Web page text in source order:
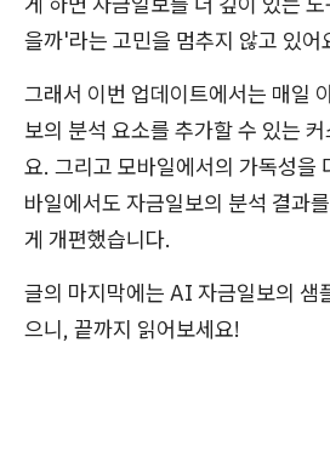
을까'라는 고민을 멈추지 않고 있어
그래서 이번 업데이트에서는 매일
보의 분석 요소를 추가할 수 있는
요. 그리고 모바일에서의 가독성을
바일에서도 자금일보의 분석 결과
게 개편했습니다.
글의 마지막에는 AI 자금일보의 샘
으니, 끝까지 읽어보세요!